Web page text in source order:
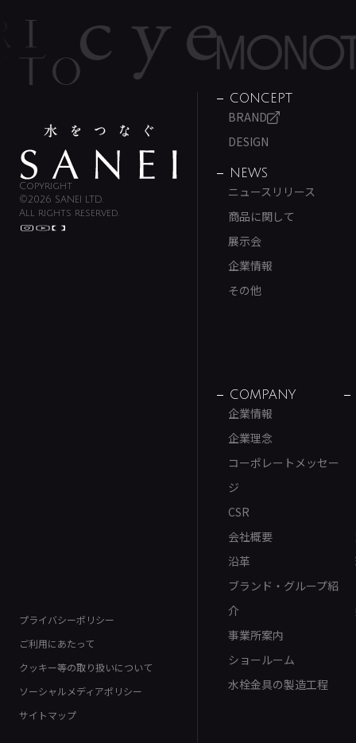
Copyright
©2026 SANEI LTD.
All rights reserved.
プライバシーポリシー
ご利用にあたって
クッキー等の取り扱いについて
ソーシャルメディアポリシー
サイトマップ
CONCEPT
BRAND
DESIGN
NEWS
ニュースリリース
商品に関して
展示会
企業情報
その他
COMPANY
企業情報
企業理念
コーポレートメッセー
ジ
CSR
会社概要
沿革
ブランド・グループ紹
介
事業所案内
ショールーム
水栓金具の製造工程